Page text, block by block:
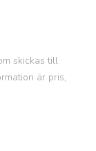
skickas till
är pris,